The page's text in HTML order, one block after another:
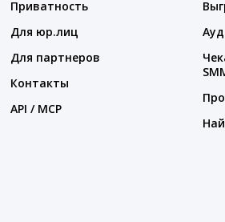
Приватность
Для юр.лиц
Для партнеров
Контакты
API / MCP